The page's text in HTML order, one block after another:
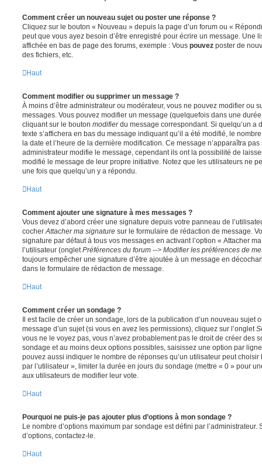
Comment créer un nouveau sujet ou poster une réponse ?
Cliquez sur le bouton « Nouveau » depuis la page d’un forum ou «
peut que vous ayez besoin d’être enregistré pour écrire un message. Une
affichée en bas de page des forums, exemple : Vous pouvez poster de
des fichiers, etc.
Haut
Comment modifier ou supprimer un message ?
À moins d’être administrateur ou modérateur, vous ne pouvez modifier ou
messages. Vous pouvez modifier un message (quelquefois dans une
cliquant sur le bouton modifierdu message correspondant. Si quelqu’un a
texte s’affichera en bas du message indiquant qu’il a été modifié, le
la date et l’heure de la dernière modification. Ce message n’apparaîtra
administrateur modifie le message, cependant ils ont la possibilité de
modifié le message de leur propre initiative. Notez que les utilisateurs ne
une fois que quelqu’un y a répondu.
Haut
Comment ajouter une signature à mes messages ?
Vous devez d’abord créer une signature depuis votre panneau de
cocher Attacher ma signature sur le formulaire de rédaction de message.
signature par défaut à tous vos messages en activant l’option « Attacher
l’utilisateur (onglet Préférences du forum --> Modifier les préférences de
toujours empêcher une signature d’être ajoutée à un message en
dans le formulaire de rédaction de message.
Haut
Comment créer un sondage ?
Il est facile de créer un sondage, lors de la publication d’un nouveau sujet
message d’un sujet (si vous en avez les permissions), cliquez sur l’onglet
vous ne le voyez pas, vous n’avez probablement pas le droit de créer des
sondage et au moins deux options possibles, saisissez une option par
pouvez aussi indiquer le nombre de réponses qu’un utilisateur peut
par l’utilisateur », limiter la durée en jours du sondage (mettre « 0 » pour
aux utilisateurs de modifier leur vote.
Haut
Pourquoi ne puis-je pas ajouter plus d’options à mon sondage ?
Le nombre d’options maximum par sondage est défini par l’administrateur.
d’options, contactez-le.
Haut